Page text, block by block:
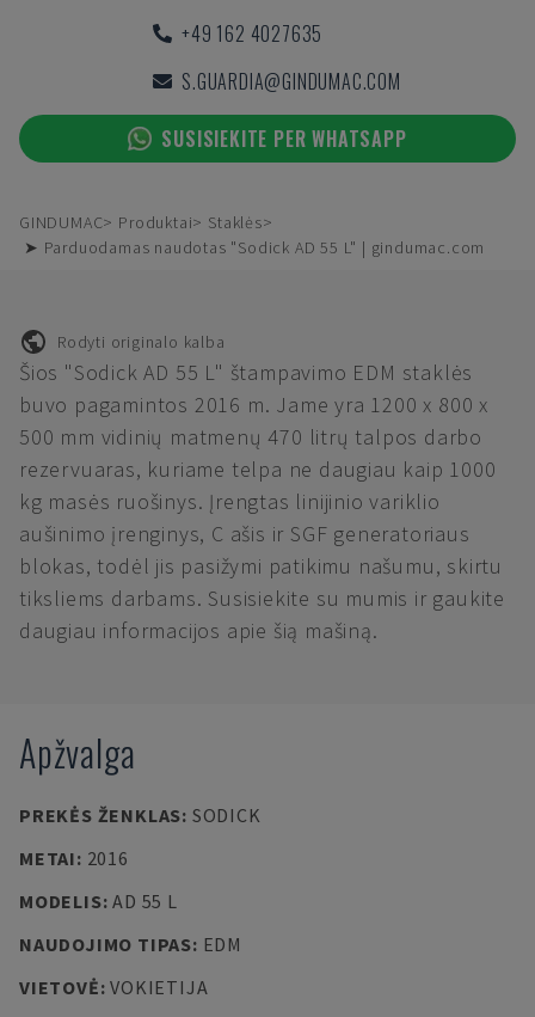
+49 162 4027635
S.GUARDIA@GINDUMAC.COM
SUSISIEKITE PER WHATSAPP
GINDUMAC Produktai
Staklės
➤ Parduodamas naudotas "Sodick AD 55 L" | gindumac.com
Rodyti originalo kalba
Šios "Sodick AD 55 L" štampavimo EDM staklės
buvo pagamintos 2016 m. Jame yra 1200 x 800 x
500 mm vidinių matmenų 470 litrų talpos darbo
rezervuaras, kuriame telpa ne daugiau kaip 1000
kg masės ruošinys. Įrengtas linijinio variklio
aušinimo įrenginys, C ašis ir SGF generatoriaus
blokas, todėl jis pasižymi patikimu našumu, skirtu
tiksliems darbams. Susisiekite su mumis ir gaukite
daugiau informacijos apie šią mašiną.
Apžvalga
PREKĖS ŽENKLAS: SODICK
METAI: 2016
MODELIS:AD 55 L
NAUDOJIMO TIPAS: EDM
VIETOVĖ:VOKIETIJA